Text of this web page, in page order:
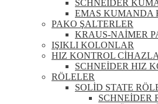
SCHNEIDER
EMAS KUMANDA
PAKO ŞALTERLER
KRAUS-NAİMER
IŞIKLI KOLONLAR
HIZ KONTROL
SCHNEİDER HIZ
RÖLELER
SOLİD STATE
SCHNEİDER